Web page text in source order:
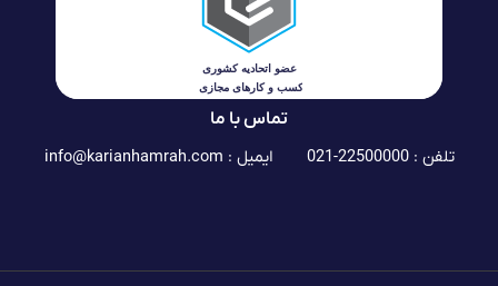
تماس با ما
تلفن : 22500000-021 ایمیل : info@karianhamrah.com